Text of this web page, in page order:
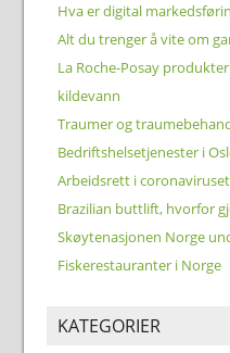
Hva er digital
Alt du trenger å vite om
La Roche-Posay
kildevann
Traumer og
Bedriftshelsetjenester i
Arbeidsrett i
Brazilian buttlift, hvorfor
Skøytenasjonen Norge
Fiskerestauranter i Norge
KATEGORIER